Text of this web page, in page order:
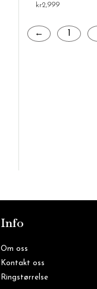
kr2,999
← 1
Info
Om oss
Kontakt oss
Ringstørrelse